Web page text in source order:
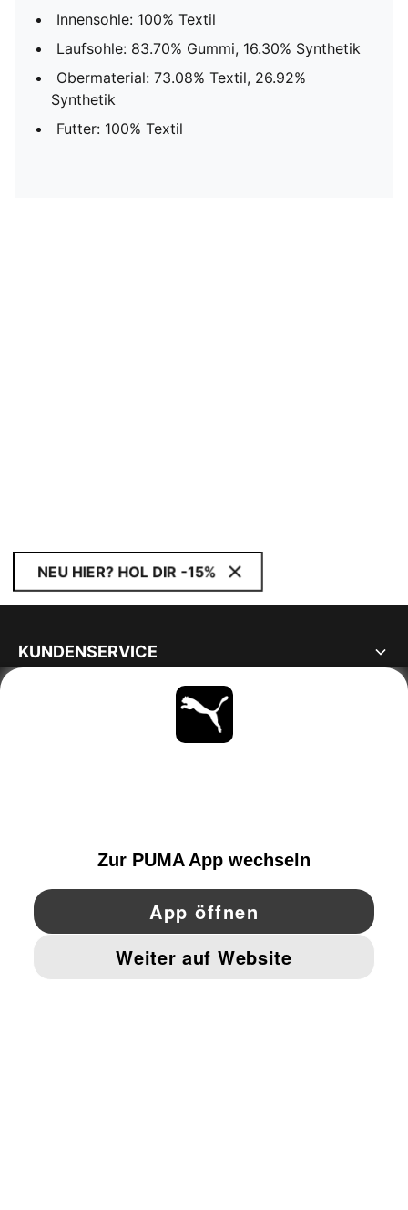
Innensohle: 100% Textil
Laufsohle: 83.70% Gummi, 16.30% Synthetik
Obermaterial: 73.08% Textil, 26.92%
Synthetik
Futter: 100% Textil
NEU HIER? HOL DIR -15%
KUNDENSERVICE
BLEIBE IMMER AUF DEM LAUFENDEN
YouTube Pinterest
IMPRESSUM UND RECHTLICHE HINWEISE